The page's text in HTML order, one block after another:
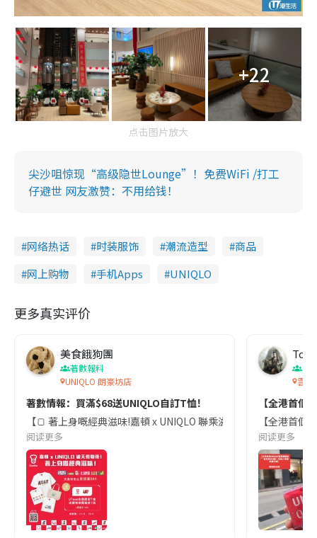
+22
点击图片放大
尖沙咀惊现“高级隐世Lounge”！免费WiFi /打工
仔避世 网友激赞：不用给钱！
网络热话 时装服饰 潮流造型
商品
网上购物
手机Apps UNIQLO
更多真实评价
美食餓狗團
著數報料
UNIQLO 朗豪坊店
著數情報：買滿$68送UNIQLO自訂T恤！
【🍞 著上身嘅經典滋味!嘉頓 x UNIQLO 聯乘滋味獎強勢登場 👕
阅读更多
雲咸
【全港首個
【全港首
阅读更多